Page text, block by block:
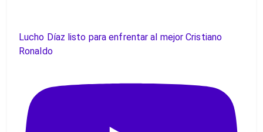
Lucho Díaz listo para enfrentar al mejor Cristiano
Ronaldo